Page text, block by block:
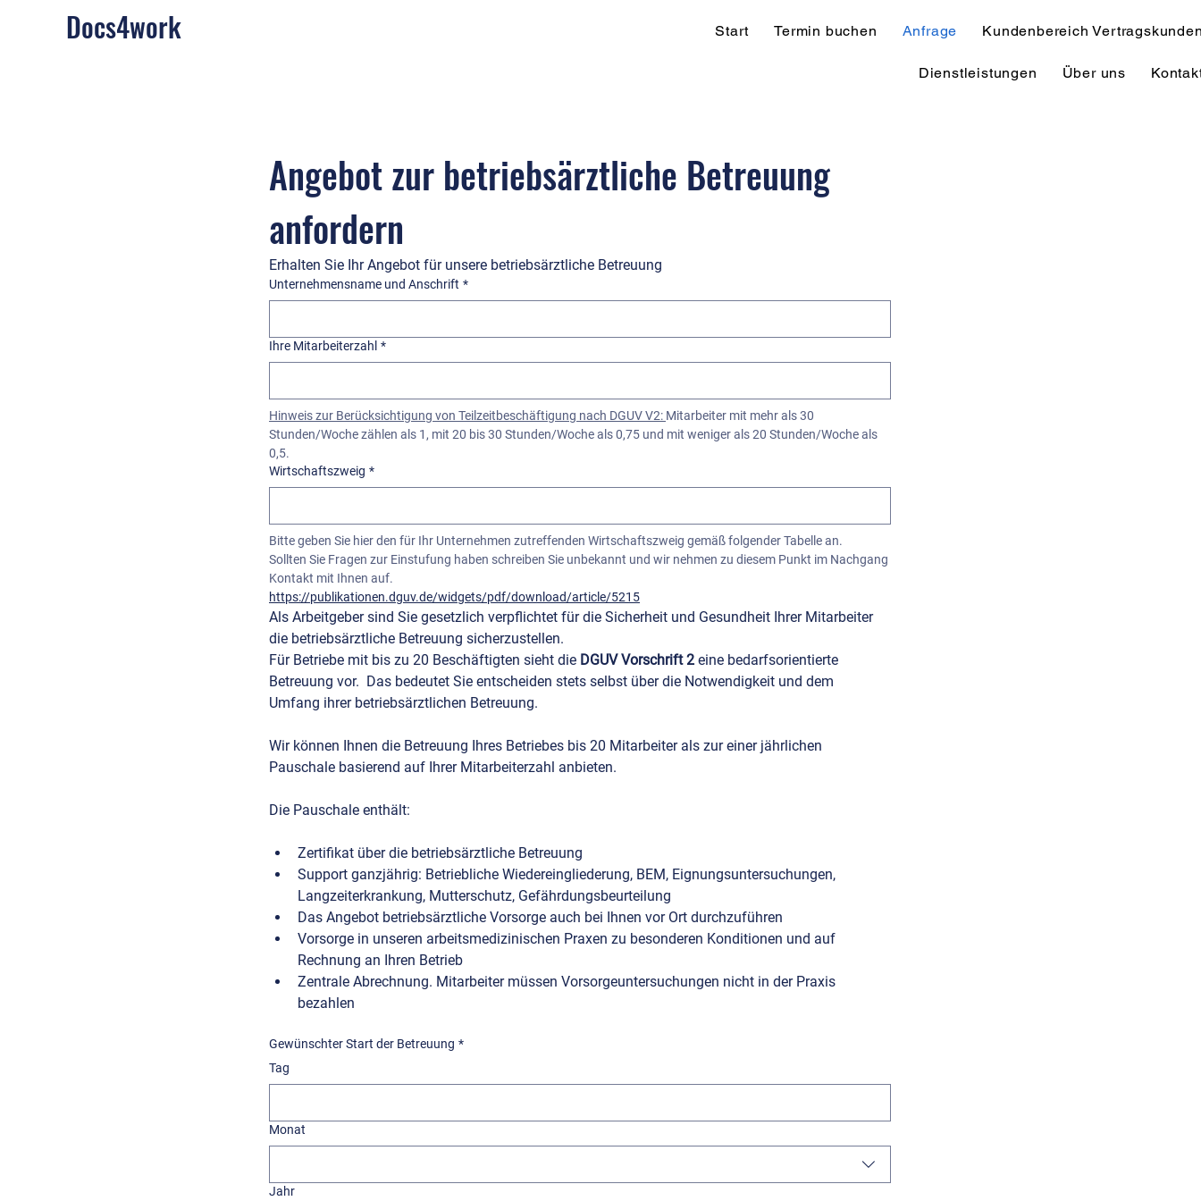
Docs4work Start Termin buchen Anfrage Kundenbereich
Dienstleistungen Über uns
Angebot zur betriebsärztliche Betreuung
anfordern
Erhalten Sie Ihr Angebot für unsere betriebsärztliche Betreuung
Unternehmensname und Anschrift *
Ihre Mitarbeiterzahl *
Hinweis zur Berücksichtigung von Teilzeitbeschäftigung nach DGUV V2: Mitarbeiter mit mehr als 30
Stunden/Woche zählen als 1, mit 20 bis 30 Stunden/Woche als 0,75 und mit weniger als 20 Stunden/Woche als
0,5.
Wirtschaftszweig *
Sollten Sie Fragen zur Einstufung haben schreiben Sie unbekannt und wir nehmen zu diesem Punkt im Nachgang
Kontakt mit Ihnen auf.
https://publikationen.dguv.de/widgets/pdf/download/article/5215
Als Arbeitgeber sind Sie gesetzlich verpflichtet für die Sicherheit und Gesundheit Ihrer Mitarbeiter
Für Betriebe mit bis zu 20 Beschäftigten sieht die DGUV Vorschrift 2 eine bedarfsorientierte
Betreuung vor.  Das bedeutet Sie entscheiden stets selbst über die Notwendigkeit und dem
Umfang ihrer betriebsärztlichen Betreuung.
Wir können Ihnen die Betreuung Ihres Betriebes bis 20 Mitarbeiter als zur einer jährlichen
Pauschale basierend auf Ihrer Mitarbeiterzahl anbieten.
Die Pauschale enthält:
Support ganzjährig: Betriebliche Wiedereingliederung, BEM, Eignungsuntersuchungen,
Langzeiterkrankung, Mutterschutz, Gefährdungsbeurteilung
Das Angebot betriebsärztliche Vorsorge auch bei Ihnen vor Ort durchzuführen
Vorsorge in unseren arbeitsmedizinischen Praxen zu besonderen Konditionen und auf
Rechnung an Ihren Betrieb
Zentrale Abrechnung. Mitarbeiter müssen Vorsorgeuntersuchungen nicht in der Praxis
bezahlen
Gewünschter Start der Betreuung *
Tag
Monat
Jahr